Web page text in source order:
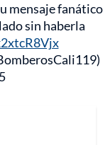
mensaje fanático
sin haberla